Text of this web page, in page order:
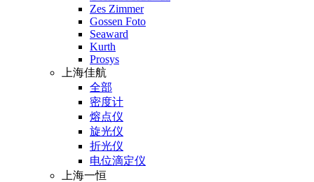
Zes Zimmer
Gossen Foto
Seaward
Kurth
Prosys
上海佳航
全部
密度计
熔点仪
旋光仪
折光仪
电位滴定仪
上海一恒